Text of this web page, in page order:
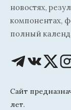
новостях,
компонентах,
полный
Сайт
лет.